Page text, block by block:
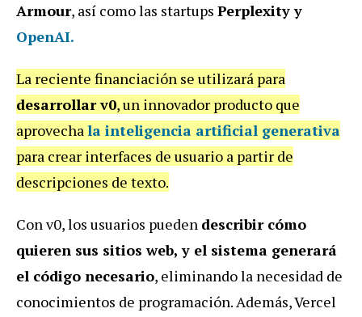
Armour, así como las startups Perplexity y
OpenAI.
La reciente financiación se utilizará para
desarrollar v0, un innovador producto que
aprovechala inteligencia artificial generativa
para crear interfaces de usuario a partir de
descripciones de texto.
Con v0, los usuarios pueden describir cómo
quieren sus sitios web, y el sistema generará
el código necesario, eliminando la necesidad de
conocimientos de programación. Además, Vercel